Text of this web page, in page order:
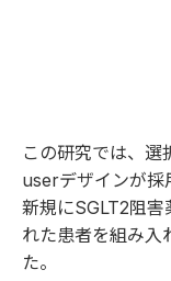
この研究では、
userデザインが採
新規にSGLT2阻
れた患者を組み入
た。